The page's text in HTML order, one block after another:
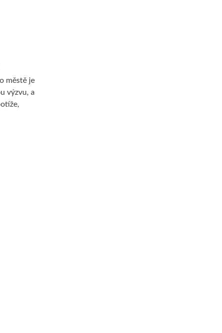
městě je
výzvu, a